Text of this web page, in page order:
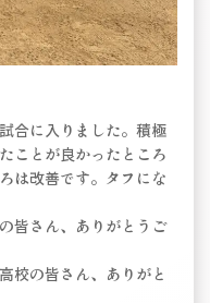
合に入りました。積極
ことが良かったところ
は改善です。タフにな
皆さん、ありがとうご
校の皆さん、ありがと